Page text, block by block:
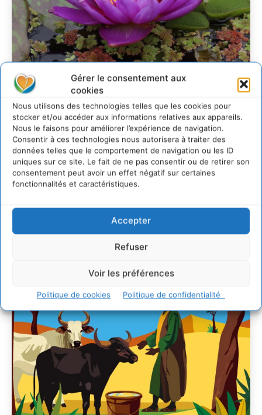
Gérer le consentement aux
cookies
Nous utilisons des technologies telles que les cookies pour
stocker et/ou accéder aux informations relatives aux appareils.
Nous le faisons pour améliorer l’expérience de navigation.
Consentir à ces technologies nous autorisera à traiter des
données telles que le comportement de navigation ou les ID
uniques sur ce site. Le fait de ne pas consentir ou de retirer son
consentement peut avoir un effet négatif sur certaines
fonctionnalités et caractéristiques.
Accepter
Refuser
Voir les préférences
Politique de cookies Politique de confidentialité
Transformer les
territoires par le
dialogue et la
coopération avec un
Commun
d’Accompagnement des
Transitions
7 AOÛT 2026